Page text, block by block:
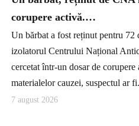
corupere activă.…
Un bărbat a fost reținut pentru 72
izolatorul Centrului Național
cercetat într-un dosar de
materialelor cauzei, suspectul ar
7 august 2026